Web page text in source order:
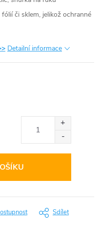
či sklem, jelikož ochranné
Detailní informace
Sdílet